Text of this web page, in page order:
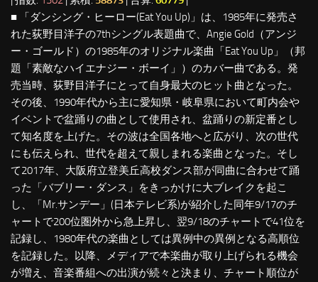
■ 「ダンシング・ヒーロー(Eat You Up)」は、1985年に発売さ
れた荻野目洋子の7thシングル表題曲で、Angie Gold（アンジ
ー・ゴールド）の1985年のオリジナル楽曲「Eat You Up」（邦
題「素敵なハイエナジー・ボーイ」）のカバー曲である。発
売当時、荻野目洋子にとって自身最大のヒット曲となった。
その後、1990年代から主に愛知県・岐阜県において町内会や
イベントで盆踊りの曲として使用され、盆踊りの新定番とし
て知名度を上げた。その波は全国各地へと広がり、次の世代
にも伝えられ、世代を超えて親しまれる楽曲となった。そし
て2017年、大阪府立登美丘高校ダンス部が同曲に合わせて踊
った「バブリー・ダンス」をきっかけに大ブレイクを起こ
し、「Mr.サンデー」(日本テレビ系)が紹介した同年9/17のチ
ャートで200位圏外から急上昇し、翌9/18のチャートで41位を
記録し、1980年代の楽曲としては異例中の異例となる高順位
を記録した。以降、メディアで本楽曲が取り上げられる機会
が増え、音楽番組への出演が続々と決まり、チャート順位が